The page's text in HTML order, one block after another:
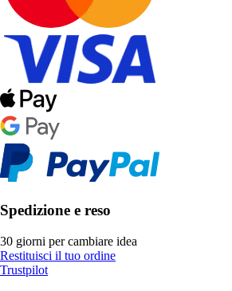
Spedizione e reso
30 giorni per cambiare idea
Restituisci il tuo ordine
Trustpilot